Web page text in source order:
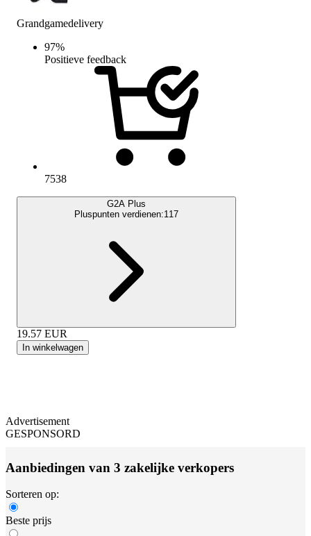
Grandgamedelivery
97%
Positieve feedback
7538
G2A Plus
Pluspunten verdienen:117
19.57 EUR
In winkelwagen
Advertisement
GESPONSORD
Aanbiedingen van 3 zakelijke verkopers
Sorteren op:
Beste prijs